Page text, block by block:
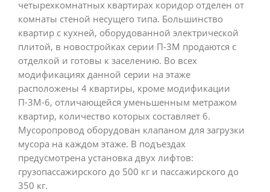
четырехкомнатных квартирах коридор отделен от
комнаты стеной несущего типа. Большинство
квартир с кухней, оборудованной электрической
плитой, в новостройках серии П-3М продаются с
отделкой и готовы к заселению. Во всех
модификациях данной серии на этаже
расположены 4 квартиры, кроме модификации
П-3М-6, отличающейся уменьшенным метражом
квартир, количество которых составляет 6.
Мусоропровод оборудован клапаном для загрузки
мусора на каждом этаже. В подъездах
предусмотрена установка двух лифтов:
грузопассажирского до 500 кг и пассажирского до
350 кг.